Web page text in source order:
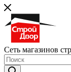
Сеть магазинов